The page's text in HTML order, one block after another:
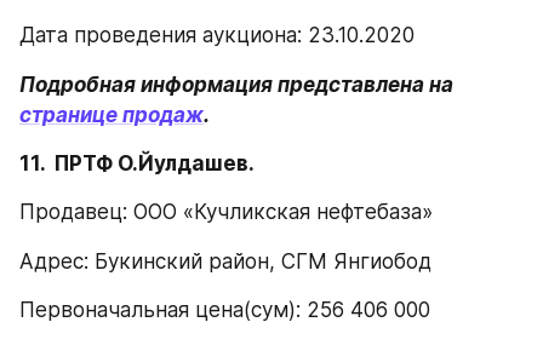
Дата проведения аукциона: 23.10.2020
странице продаж.
11.  ПРТФ О.Йулдашев.
Продавец: ООО «Кучликская нефтебаза»
Адрес: Букинский район, СГМ Янгиобод
Первоначальная цена(сум): 256 406 000